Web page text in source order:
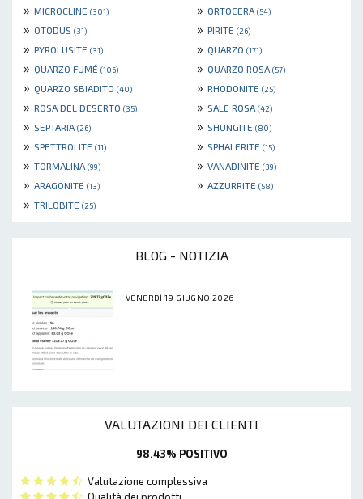
» MICROCLINE (301) » ORTOCERA (54)
» OTODUS (31) » PIRITE (26)
» PYROLUSITE (31) » QUARZO (171)
» QUARZO FUMÉ (106) » QUARZO ROSA (57)
» QUARZO SBIADITO (40) » RHODONITE (25)
» ROSA DEL DESERTO (35) » SALE ROSA (42)
» SEPTARIA (26) » SHUNGITE (80)
» SPETTROLITE (11) » SPHALERITE (15)
» TORMALINA (99) » VANADINITE (39)
» ARAGONITE (13) » AZZURRITE (58)
» TRILOBITE (25)
BLOG - NOTIZIA
VENERDÌ 19 GIUGNO 2026
VALUTAZIONI DEI CLIENTI
98.43% POSITIVO
Valutazione complessiva
Qualità dei prodotti